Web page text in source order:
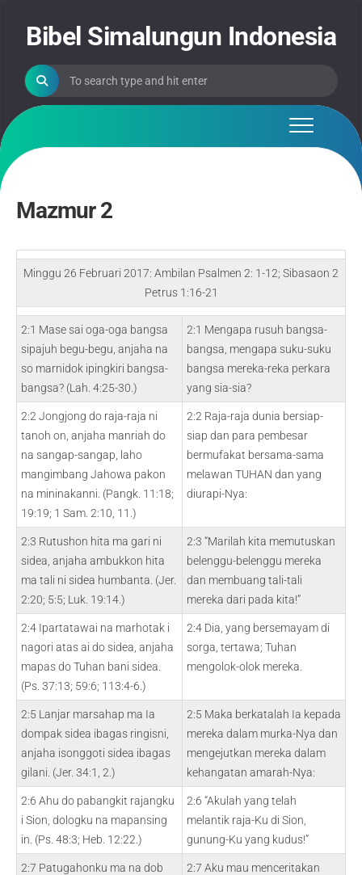
contentBibel Simalungun Indonesia
Mazmur 2
Minggu 26 Februari 2017: Ambilan Psalmen 2: 1-12; Sibasaon 2
Petrus 1:16-21
2:1 Mase sai oga-oga bangsa
sipajuh begu-begu, anjaha na
so marnidok ipingkiri bangsa-
bangsa? (Lah. 4:25-30.)
2:1 Mengapa rusuh bangsa-
bangsa, mengapa suku-suku
bangsa mereka-reka perkara
yang sia-sia?
2:2 Jongjong do raja-raja ni
tanoh on, anjaha manriah do
na sangap-sangap, laho
mangimbang Jahowa pakon
na mininakanni. (Pangk. 11:18;
19:19; 1 Sam. 2:10, 11.)
2:2 Raja-raja dunia bersiap-
siap dan para pembesar
bermufakat bersama-sama
melawan TUHAN dan yang
diurapi-Nya:
2:3 Rutushon hita ma gari ni
sidea, anjaha ambukkon hita
ma tali ni sidea humbanta. (Jer.
2:20; 5:5; Luk. 19:14.)
2:3 “Marilah kita memutuskan
belenggu-belenggu mereka
dan membuang tali-tali
mereka dari pada kita!”
2:4 Ipartatawai na marhotak i
nagori atas ai do sidea, anjaha
mapas do Tuhan bani sidea.
(Ps. 37:13; 59:6; 113:4-6.)
2:4 Dia, yang bersemayam di
sorga, tertawa; Tuhan
mengolok-olok mereka.
2:5 Lanjar marsahap ma Ia
dompak sidea ibagas ringisni,
anjaha isonggoti sidea ibagas
gilani. (Jer. 34:1, 2.)
2:5 Maka berkatalah Ia kepada
mereka dalam murka-Nya dan
mengejutkan mereka dalam
kehangatan amarah-Nya:
2:6 Ahu do pabangkit rajangku
i Sion, dologku na mapansing
in. (Ps. 48:3; Heb. 12:22.)
2:6 “Akulah yang telah
melantik raja-Ku di Sion,
gunung-Ku yang kudus!”
2:7 Patugahonku ma na dob
2:7 Aku mau menceritakan